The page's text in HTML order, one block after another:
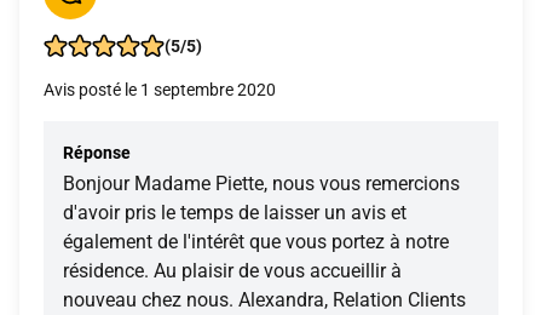
(5/5)
Avis posté le 1 septembre 2020
Réponse
Bonjour Madame Piette, nous vous remercions
d'avoir pris le temps de laisser un avis et
également de l'intérêt que vous portez à notre
résidence. Au plaisir de vous accueillir à
nouveau chez nous. Alexandra, Relation Clients